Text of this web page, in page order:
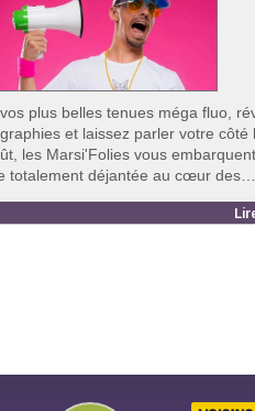
plus belles tenues méga fluo,
et laissez parler votre côté
les Marsi'Folies vous
totalement déjantée au cœur des…